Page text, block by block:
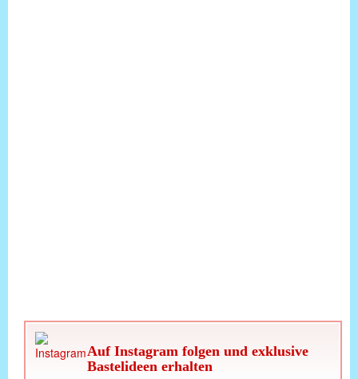
Auf Instagram folgen und exklusive
Bastelideen erhalten